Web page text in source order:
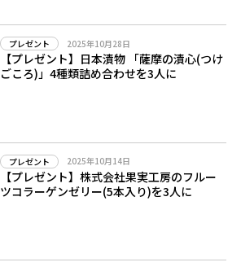
プレゼント 2025年10月28日
【プレゼント】日本漬物 「薩摩の漬心(つけ
ごころ)」4種類詰め合わせを3人に
プレゼント 2025年10月14日
【プレゼント】株式会社果実工房のフルー
ツコラーゲンゼリー(5本入り)を3人に